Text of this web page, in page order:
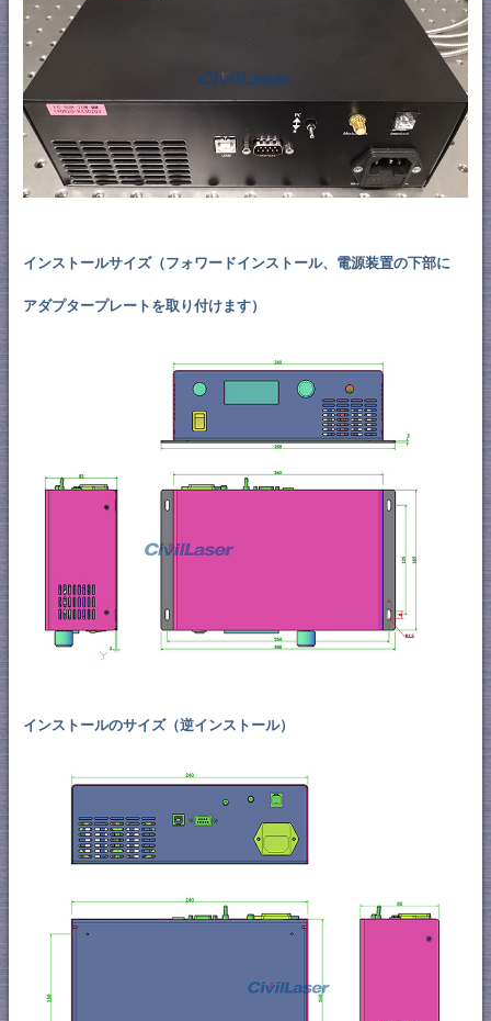
インストールサイズ（フォワードインストール、電源装置の下部に
アダプタープレートを取り付けます）
インストールのサイズ（逆インストール）